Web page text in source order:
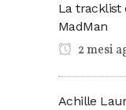
La tracklist
MadMan
2 mesi
Achille